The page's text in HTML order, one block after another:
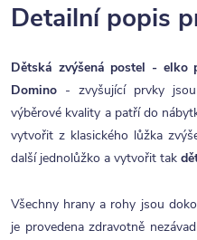
Detailní popis
Dětská zvýšená postel - elko
Domino - zvyšující prvky
výběrové kvality a patří do
vytvořit z klasického lůžka
další jednolůžko a vytvořit tak
Všechny hrany a rohy jsou
je provedena zdravotně